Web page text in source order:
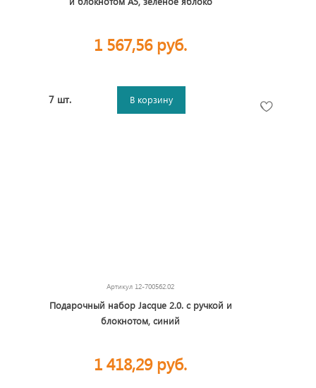
1 567,56 руб.
7 шт. В корзину
Артикул 12-700562.02
Подарочный набор Jacque 2.0. с ручкой и
блокнотом, синий
1 418,29 руб.